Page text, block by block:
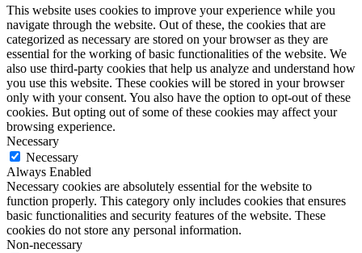
This website uses cookies to improve your experience while you
navigate through the website. Out of these, the cookies that are
categorized as necessary are stored on your browser as they are
essential for the working of basic functionalities of the website. We
also use third-party cookies that help us analyze and understand how
you use this website. These cookies will be stored in your browser
only with your consent. You also have the option to opt-out of these
cookies. But opting out of some of these cookies may affect your
browsing experience.
Necessary
Necessary
Always Enabled
Necessary cookies are absolutely essential for the website to
function properly. This category only includes cookies that ensures
basic functionalities and security features of the website. These
cookies do not store any personal information.
Non-necessary